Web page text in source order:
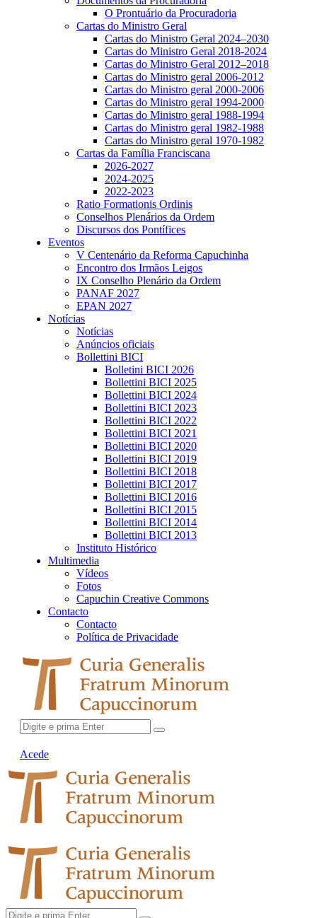
O Prontuário da Procuradoria
Cartas do Ministro Geral
Cartas do Ministro Geral 2024–2030
Cartas do Ministro Geral 2018-2024
Cartas do Ministro Geral 2012–2018
Cartas do Ministro geral 2006-2012
Cartas do Ministro geral 2000-2006
Cartas do Ministro geral 1994-2000
Cartas do Ministro geral 1988-1994
Cartas do Ministro geral 1982-1988
Cartas do Ministro geral 1970-1982
Cartas da Família Franciscana
2026-2027
2024-2025
2022-2023
Ratio Formationis Ordinis
Conselhos Plenários da Ordem
Discursos dos Pontífices
Eventos
V Centenário da Reforma Capuchinha
Encontro dos Irmãos Leigos
IX Conselho Plenário da Ordem
PANAF 2027
EPAN 2027
Notícias
Notícias
Anúncios oficiais
Bollettini BICI
Bolletini BICI 2026
Bollettini BICI 2025
Bollettini BICI 2024
Bollettini BICI 2023
Bollettini BICI 2022
Bollettini BICI 2021
Bollettini BICI 2020
Bollettini BICI 2019
Bollettini BICI 2018
Bollettini BICI 2017
Bollettini BICI 2016
Bollettini BICI 2015
Bollettini BICI 2014
Bollettini BICI 2013
Instituto Histórico
Multimedia
Vídeos
Fotos
Capuchin Creative Commons
Contacto
Contacto
Política de Privacidade
Acede